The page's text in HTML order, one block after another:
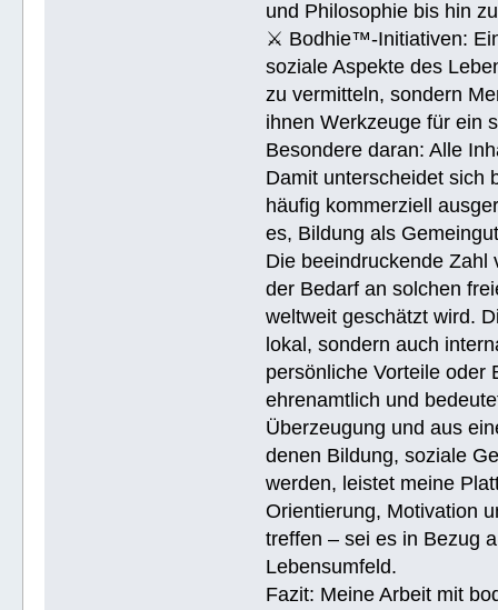
und Philosophie bis hin
⚔ Bodhie™-Initiativen:
soziale Aspekte des
zu vermitteln, sondern
ihnen Werkzeuge für ein
Besondere daran: Alle
Damit unterscheidet sich
häufig kommerziell
es, Bildung als
Die beeindruckende Zahl
der Bedarf an solchen
weltweit geschätzt wird.
lokal, sondern auch
persönliche Vorteile oder
ehrenamtlich und
Überzeugung und aus
denen Bildung, soziale
werden, leistet meine
Orientierung, Motivation
treffen – sei es in Bezug
Lebensumfeld.
Fazit: Meine Arbeit mit